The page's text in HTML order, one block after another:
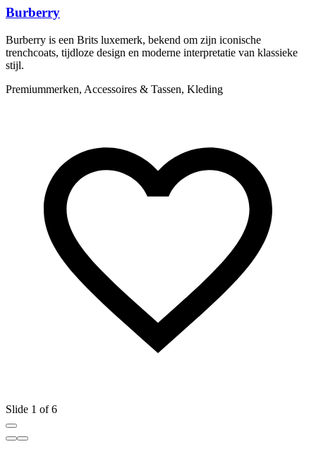
Burberry
Burberry is een Brits luxemerk, bekend om zijn iconische
trenchcoats, tijdloze design en moderne interpretatie van klassieke
stijl.
Premiummerken, Accessoires & Tassen, Kleding
Slide 1 of 6